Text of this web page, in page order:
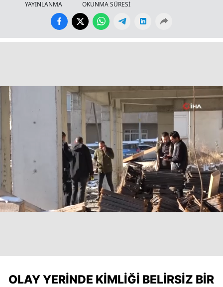
YAYINLANMA
OKUNMA SÜRESİ
OLAY YERINDE KIMLIĞI BELIRSIZ BIR